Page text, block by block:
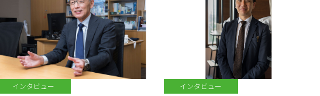
インタビュー インタビュー